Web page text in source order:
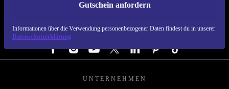
Gutschein anfordern
Informationen über die Verwendung personenbezogener Daten findest du in unserer
Datenschutzerklärung
REFURBED DEUTSCHLAND - RETHINK NEW.
FOLGE UNS
UNTERNEHMEN